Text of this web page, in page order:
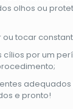
olhos ou
ou tocar
cílios por um
e pronto!